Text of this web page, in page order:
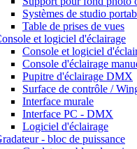
Systèmes de studio
Table de prises de vues
et logiciel d'éclairage
Console et logiciel
Console d'éclairage
Pupitre d'éclairage DMX
Surface de contrôle /
Interface murale
Interface PC - DMX
Logiciel d'éclairage
- bloc de puissance